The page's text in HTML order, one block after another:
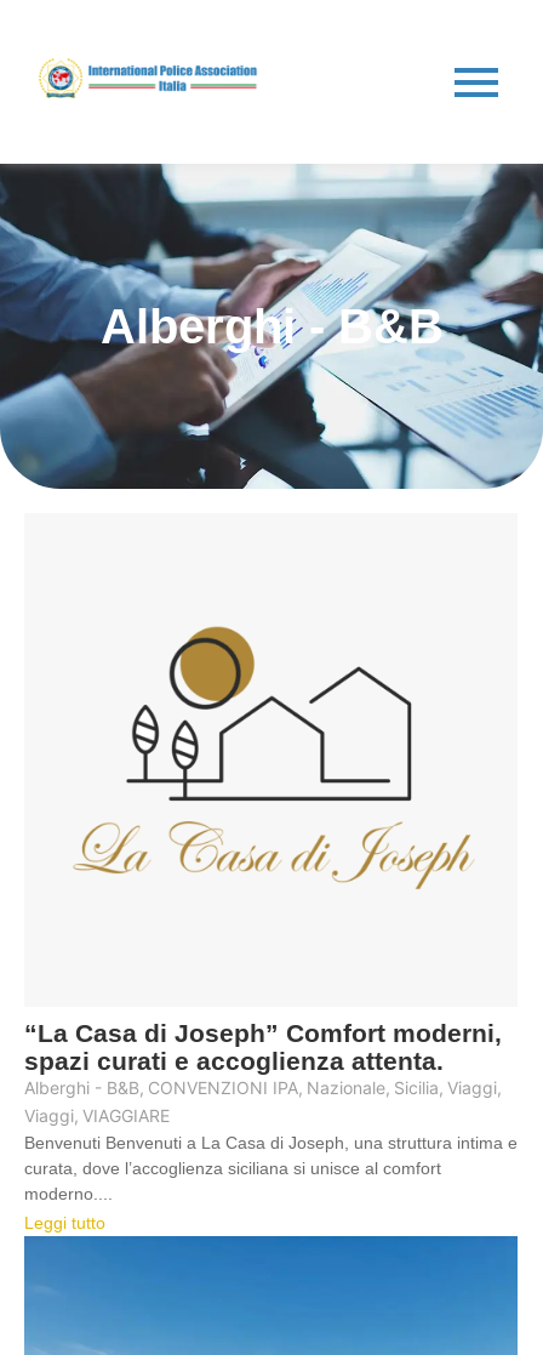
Alberghi - B&B
“La Casa di Joseph” Comfort moderni,
spazi curati e accoglienza attenta.
Alberghi - B&B, CONVENZIONI IPA, Nazionale, Sicilia, Viaggi,
Viaggi, VIAGGIARE
Benvenuti Benvenuti a La Casa di Joseph, una struttura intima e
curata, dove l’accoglienza siciliana si unisce al comfort
moderno....
Leggi tutto